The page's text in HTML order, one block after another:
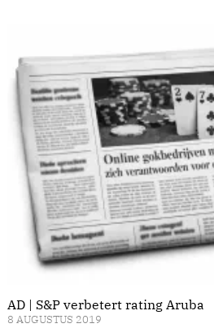
AD | S&P verbetert rating Aruba
8 AUGUSTUS 2019